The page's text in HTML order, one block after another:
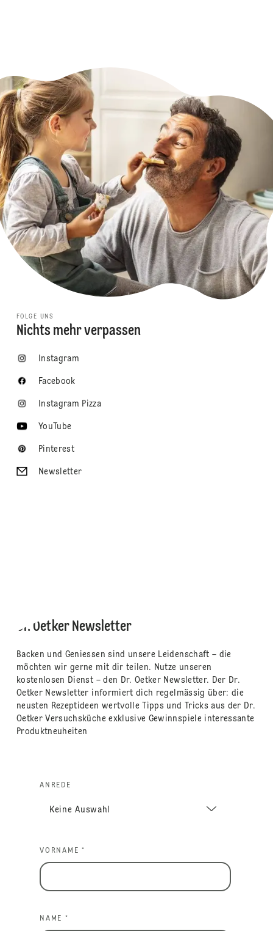
FOLGE UNS
Nichts mehr verpassen
Instagram
Facebook
Instagram Pizza
YouTube
Pinterest
Newsletter
Dr. Oetker Newsletter
Backen und Geniessen sind unsere Leidenschaft – die
möchten wir gerne mit dir teilen. Nutze unseren
kostenlosen Dienst – den Dr. Oetker Newsletter. Der Dr.
Oetker Newsletter informiert dich regelmässig über: die
neusten Rezeptideen wertvolle Tipps und Tricks aus der Dr.
Oetker Versuchsküche exklusive Gewinnspiele interessante
Produktneuheiten
ANREDE
VORNAME *
NAME *